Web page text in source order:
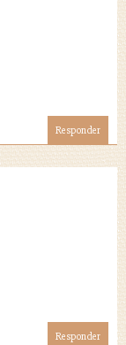
Responder
Responder